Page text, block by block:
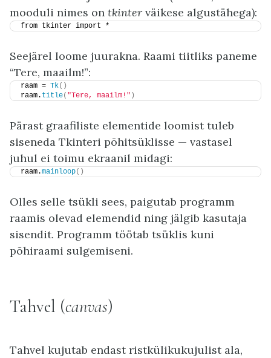
mooduli nimes on tkinter väikese algustähega):
from tkinter import *
Seejärel loome juurakna. Raami tiitliks paneme
“Tere, maailm!”:
raam = Tk()
raam. title( "Tere, maailm!" )
Pärast graafiliste elementide loomist tuleb
siseneda Tkinteri põhitsüklisse — vastasel
juhul ei toimu ekraanil midagi:
raam.mainloop()
Olles selle tsükli sees, paigutab programm
raamis olevad elemendid ning jälgib kasutaja
sisendit. Programm töötab tsüklis kuni
põhiraami sulgemiseni.
Tahvel (canvas)
Tahvel kujutab endast ristkülikukujulist ala,